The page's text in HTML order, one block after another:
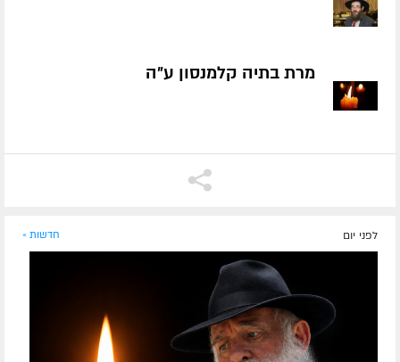
מרת בתיה קלמנסון ע״ה
לפני יום חדשות »